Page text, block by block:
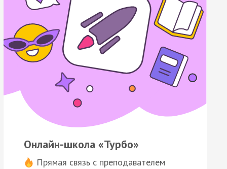
Онлайн-школа «Турбо»
Прямая связь с преподавателем